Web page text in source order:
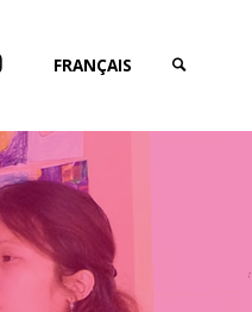
INSTAGRAMFRANÇAIS